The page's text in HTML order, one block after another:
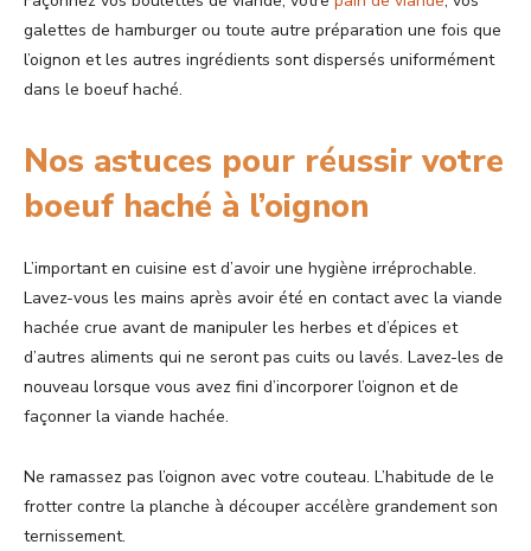
galettes de hamburger ou toute autre préparation une fois que
l’oignon et les autres ingrédients sont dispersés uniformément
dans le boeuf haché.
Nos astuces pour réussir votre
boeuf haché à l’oignon
L’important en cuisine est d’avoir une hygiène irréprochable.
Lavez-vous les mains après avoir été en contact avec la viande
hachée crue avant de manipuler les herbes et d’épices et
d’autres aliments qui ne seront pas cuits ou lavés. Lavez-les de
nouveau lorsque vous avez fini d’incorporer l’oignon et de
façonner la viande hachée.
Ne ramassez pas l’oignon avec votre couteau. L’habitude de le
frotter contre la planche à découper accélère grandement son
ternissement.